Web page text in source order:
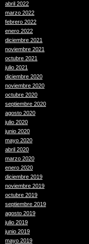
abril 2022
marzo 2022
febrero 2022
enero 2022
diciembre 2021
noviembre 2021
octubre 2021
julio 2021
diciembre 2020
noviembre 2020
octubre 2020
septiembre 2020
agosto 2020
julio 2020
junio 2020
mayo 2020
abril 2020
marzo 2020
enero 2020
diciembre 2019
noviembre 2019
octubre 2019
septiembre 2019
agosto 2019
julio 2019
junio 2019
mayo 2019